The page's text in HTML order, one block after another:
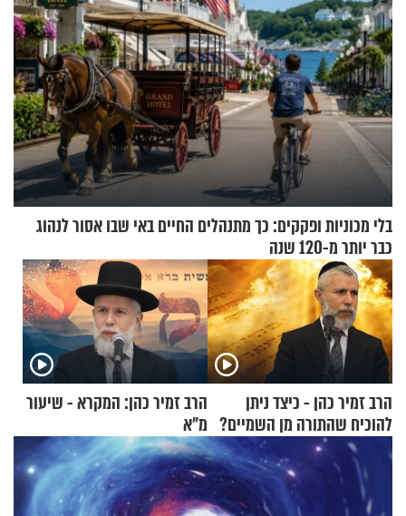
בלי מכוניות ופקקים: כך מתנהלים החיים באי שבו אסור לנהוג
כבר יותר מ-120 שנה
הרב זמיר כהן - כיצד ניתן
להוכיח שהתורה מן השמיים?
הרב זמיר כהן: המקרא - שיעור
מ"א